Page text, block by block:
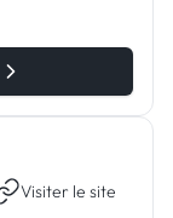
Visiter le site